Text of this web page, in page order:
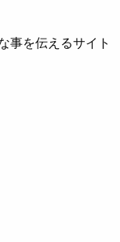
事を伝えるサイト